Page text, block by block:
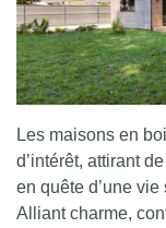
Les maisons en
d’intérêt, attirant
en quête d’une
Alliant charme,